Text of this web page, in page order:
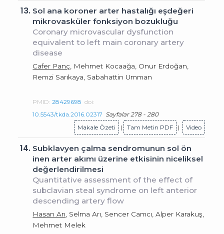
13. Sol ana koroner arter hastalığı eşdeğeri
mikrovasküler fonksiyon bozukluğu
Coronary microvascular dysfunction
equivalent to left main coronary artery
disease
Cafer Panç , Mehmet Kocaağa, Onur Erdoğan,
Remzi Sarıkaya, Sabahattin Umman
PMID:28429698 doi:
10.5543/tkda.2016.02317 Sayfalar 278 - 280
Makale Özeti
| Tam Metin PDF | Video
14. Subklavyen çalma sendromunun sol ön
inen arter akımı üzerine etkisinin niceliksel
değerlendirilmesi
Quantitative assessment of the effect of
subclavian steal syndrome on left anterior
descending artery flow
Hasan Arı , Selma Arı, Sencer Camcı, Alper Karakuş,
Mehmet Melek